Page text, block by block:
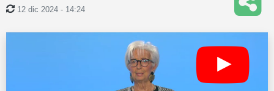
12 dic 2024 - 14:24